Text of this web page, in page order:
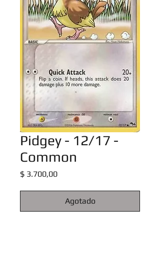
Pidgey - 12/17 -
Common
$ 3.700,00Precio
Agotado